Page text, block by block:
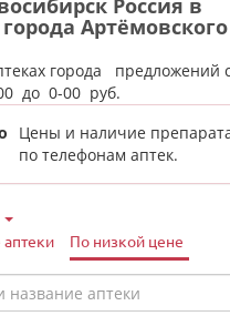
Россия в
Артёмовского
города
предложений
до 0-00 руб.
Цены и наличие
по телефонам аптек.
По низкой цене